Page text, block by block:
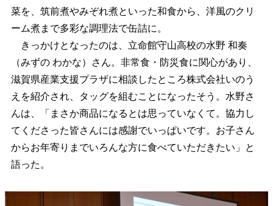
菜を、筑前煮やみぞれ煮といった和食から、洋風のクリ
ーム煮まで多彩な調理法で缶詰に。
きっかけとなったのは、立命館守山高校の水野 和奏
（みずの わかな）さん。非常食・防災食に関心があり、
滋賀県産業支援プラザに相談したところ株式会社いのう
えを紹介され、タッグを組むことになったそう。水野さ
んは、「まさか商品になるとは思っていなくて。協力し
てくださった皆さんには感謝でいっぱいです。お子さん
からお年寄りまでいろんな方に食べていただきたい」と
語った。